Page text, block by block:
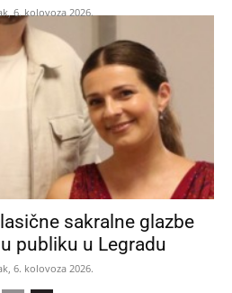
6. kolovoza 2026.
sakralne glazbe
publiku u Legradu
6. kolovoza 2026.